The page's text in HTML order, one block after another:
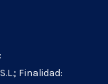
Finalidad: